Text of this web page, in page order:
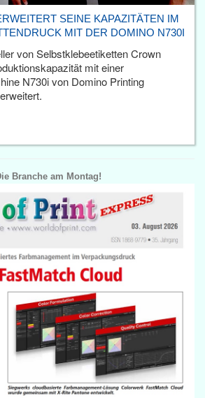
SEINE KAPAZITÄTEN IM
MIT DER DOMINO N730I
von Selbstklebeetiketten Crown
mit einer
N730i von Domino Printing
Branche am Montag!